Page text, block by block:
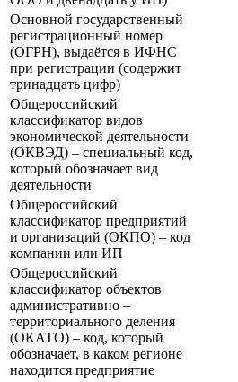
Почтовый адрес (не
указывается, если идентичен
с юридическим адресом)
Занимаемая должность и
инициалы ( фамилия , имя,
отчество) руководителя или
владельца компании
Идентификационный номер
налогоплательщика (ИНН),
выдаётся в ФНС при
регистрации организации
(содержит десять цифр у
ООО и двенадцать у ИП)
Основной государственный
регистрационный номер
(ОГРН), выдаётся в ИФНС
при регистрации (содержит
тринадцать цифр)
Общероссийский
классификатор видов
экономической деятельности
(ОКВЭД) – специальный код,
который обозначает вид